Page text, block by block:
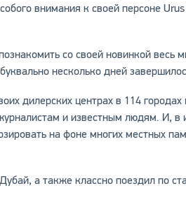
внимания к своей персоне
со своей новинкой весь
несколько дней
дилерских центрах в 114
и известным людям. И, в
на фоне многих местных
а также классно поездил по